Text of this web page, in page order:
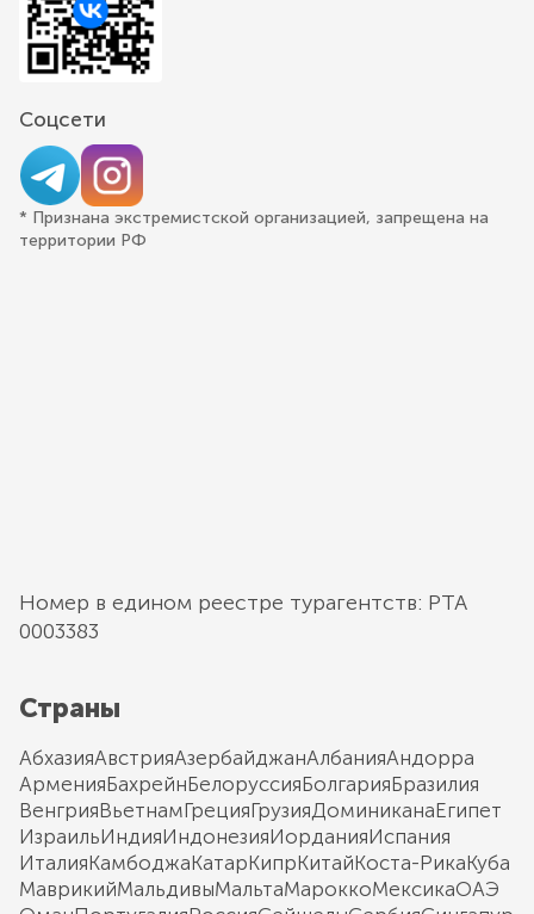
Соцсети
* Признана экстремистской организацией, запрещена на
территории РФ
Номер в едином реестре турагентств: РТА
0003383
Страны
АбхазияАвстрияАзербайджанАлбанияАндорра
АрменияБахрейнБелоруссияБолгарияБразилия
ВенгрияВьетнамГрецияГрузияДоминиканаЕгипет
ИзраильИндияИндонезияИорданияИспания
ИталияКамбоджаКатарКипрКитайКоста-РикаКуба
МаврикийМальдивыМальтаМароккоМексикаОАЭ